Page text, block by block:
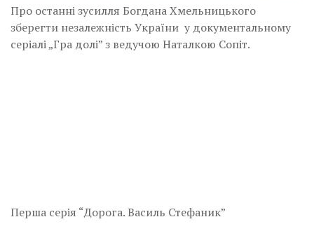
Про останні зусилля Богдана Хмельницького
зберегти незалежність України у документальному
серіалі „Гра долі” з ведучою Наталкою Сопіт.
Перша серія “Дорога. Василь Стефаник”